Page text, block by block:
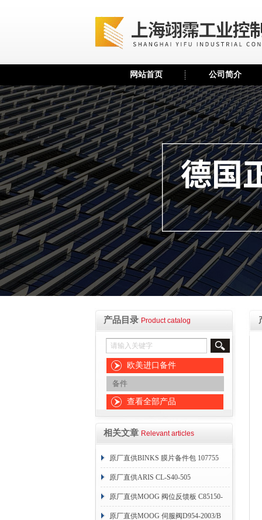
网站首页 公司简介
产品目录 Product catalog
欧美进口备件
备件
查看全部产品
相关文章 Relevant articles
原厂直供BINKS 膜片备件包 107755
原厂直供ARIS CL-S40-505
原厂直供MOOG 阀位反馈板 C85150-
004
原厂直供MOOG 伺服阀D954-2003/B